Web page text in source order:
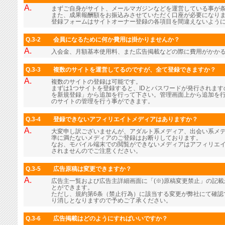
A.
まずご自身がサイト、メールマガジンなどを運営している事が
また、成果報酬額をお振込みさせていただく口座が必要になり
登録フォームはサイトオーナー登録の各項目を間違えないよう
Q.3-2 会員になるために何か費用は掛かりませんか？
A. 入会金、月額基本使用料、また広告掲載などの際に費用がかか
Q.3-3 複数のサイトを運営してるのですが、全て登録できますか？
A.
複数のサイトの登録は可能です。
まずは1つサイトを登録すると、IDとパスワードが発行されま
を新規登録」から追加を行って下さい。管理画面上から追加を
のサイトの管理を行う事ができます。
Q.3-4 登録できないアフィリエイトメディアはありますか？
A.
大変申し訳ございませんが、アダルト系メディア、出会い系メ
準に満たないメディアのご登録はお断りしております。
なお、モバイル端末での閲覧ができないメディアはアフィリエ
されませんのでご注意ください。
Q.3-5 広告原稿は変更できますか？
A.
広告主一覧および広告主詳細画面に「(※)原稿変更禁止」の記
とができます。
ただし、規約第6条（禁止行為）に該当する変更が弊社にて確
り消しとなりますので予めご了承ください。
Q.3-6 広告掲載はどのようにすればいいですか？